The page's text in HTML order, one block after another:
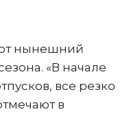
нынешний
«В начале
все резко
в